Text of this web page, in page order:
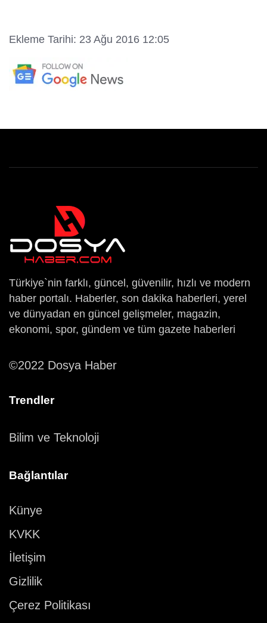
Ekleme Tarihi: 23 Ağu 2016 12:05
Türkiye`nin farklı, güncel, güvenilir, hızlı ve modern
haber portalı. Haberler, son dakika haberleri, yerel
ve dünyadan en güncel gelişmeler, magazin,
ekonomi, spor, gündem ve tüm gazete haberleri
©2022 Dosya Haber
Trendler
Bilim ve Teknoloji
Bağlantılar
Künye
KVKK
İletişim
Gizlilik
Çerez Politikası